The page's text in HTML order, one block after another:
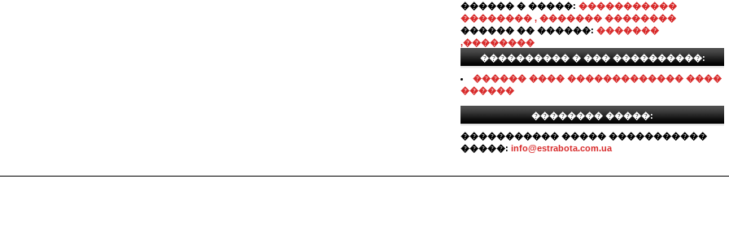
������ � �����: �����������
�������� , ������� ��������
������ �� ������: �������
,��������
���������� � ��� ����������:
������ ���� ������������� ����
������
�������� �����:
����������� ����� �����������
�����: info@estrabota.com.ua